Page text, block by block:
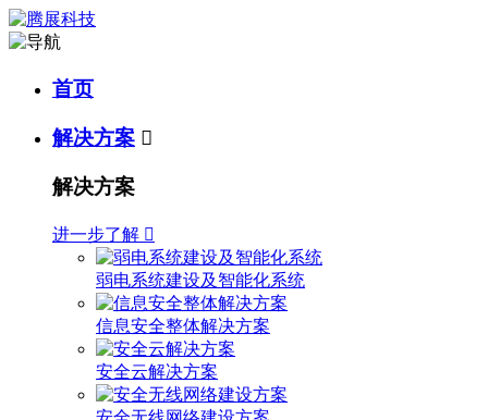
首页
解决方案 
解决方案
进一步了解 
弱电系统建设及智能化系统
信息安全整体解决方案
安全云解决方案